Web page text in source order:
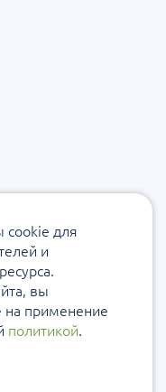
cookie для
и
вы
на применение
политикой.